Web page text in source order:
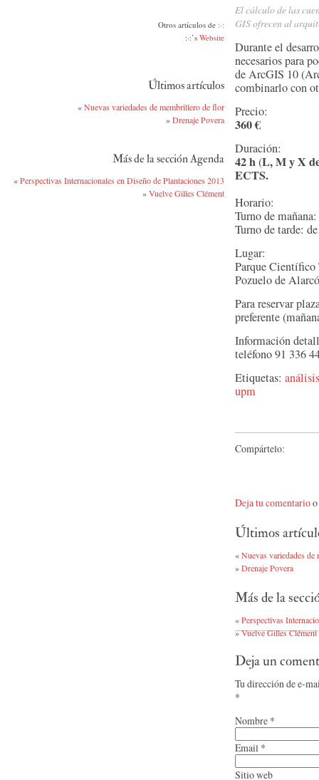
Otros artículos de :·:
:·:’s Website
Últimos artículos
«Nuevas variedades de membrillero de flor
»Drenaje Povera
Más de la sección Agenda
«Perspectivas Internacionales en Diseño de Plantaciones 2013
»Vuelve Gilles Clément
El cálculo de las
GIS ofrecen al
Durante el
necesarios para
de ArcGIS 10
combinarlo con
Precio:
360 €
Duración:
42 h(L, M y X
ECTS.
Horario:
Turno de
Turno de tarde:
Lugar:
Parque Científico
Pozuelo de
Para reservar
preferente
Información
teléfono 91 336
Etiquetas: análisis
upm
Compártelo:
Deja tu comentario
Últimos
«Nuevas variedades
»Drenaje Povera
Más de la
«Perspectivas
»Vuelve Gilles Clément
Deja un
Tu dirección de e-
*
Nombre *
Email *
Sitio web